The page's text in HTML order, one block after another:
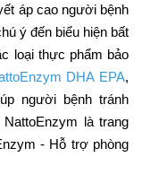
áp cao người bệnh
ý đến biểu hiện bất
loại thực phẩm bảo
DHA EPA,
người bệnh tránh
là trang
- Hỗ trợ phòng